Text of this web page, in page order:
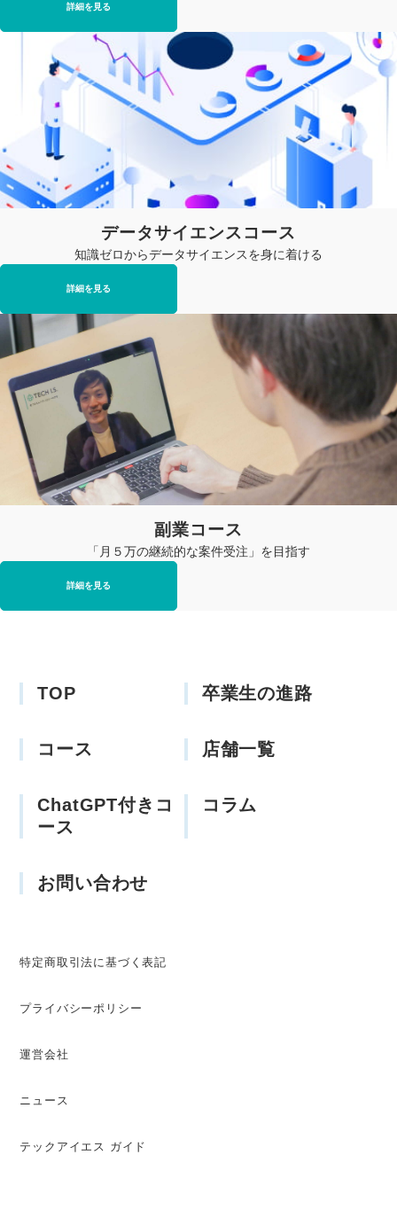
詳細を見る
データサイエンスコース
知識ゼロからデータサイエンスを身に着ける
詳細を見る
副業コース
「月５万の継続的な案件受注」を目指す
詳細を見る
TOP 卒業生の進路
コース 店舗一覧
ChatGPT付きコ
ース
コラム
お問い合わせ
特定商取引法に基づく表記
プライバシーポリシー
運営会社
ニュース
テックアイエス ガイド